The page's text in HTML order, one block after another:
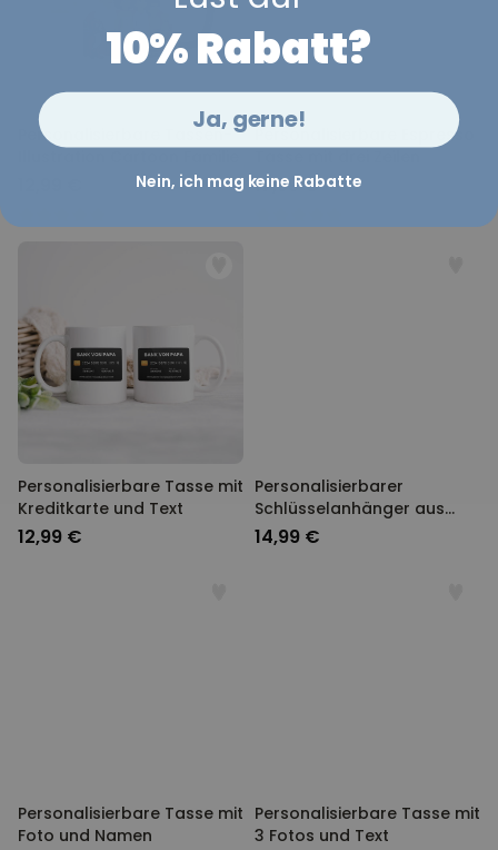
Personalisierbare Tassen-
Personalisierbare Espresso
17,99 €
Personalisierbare Tasse mit
Kreditkarte und Text
12,99 €
Personalisierbarer
Schlüsselanhänger aus
Holz mit Symbolen
14,99 €
Personalisierbare Tasse mit
Foto und Namen
Personalisierbare Tasse mit
3 Fotos und Text
10% Rabatt?
Ja, gerne!
Nein, ich mag keine Rabatte